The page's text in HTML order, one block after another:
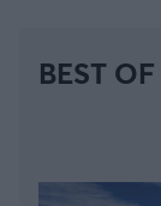
BEST OF